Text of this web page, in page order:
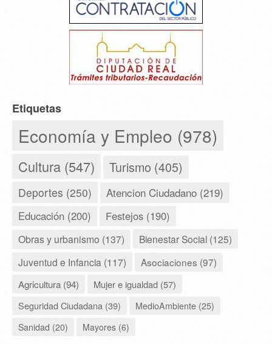
Etiquetas
Economía y Empleo (978)
Cultura (547) Turismo (405)
Deportes (250) Atencion Ciudadano (219)
Educación (200) Festejos (190)
Obras y urbanismo (137)
Bienestar Social (125)
Juventud e Infancia (117)
Asociaciones (97)
Agricultura (94)
Mujer e igualdad (57)
Seguridad Ciudadana (39)
MedioAmbiente (25)
Sanidad (20)
Mayores (6)